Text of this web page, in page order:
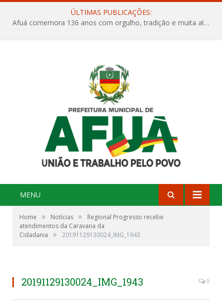
ÚLTIMAS PUBLICAÇÕES:
Afuá comemora 136 anos com orgulho, tradição e muita alegria na Quadra Dr. Nelson Salomão
MENU
Home » Notícias »
Regional Progresso recebe
atendimentos da Caravana da
Cidadania
» 20191129130024_IMG_1943
20191129130024_IMG_1943 0